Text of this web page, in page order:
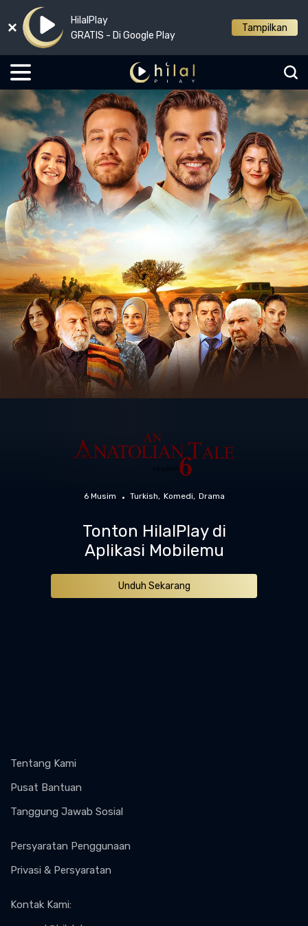
HilalPlay
GRATIS - Di Google Play
Tampilkan
6 Musim Turkish Komedi Drama
Tonton HilalPlay di
Aplikasi Mobilemu
Unduh Sekarang
Tentang Kami
Pusat Bantuan
Tanggung Jawab Sosial
Persyaratan Penggunaan
Privasi & Persyaratan
Kontak Kami: